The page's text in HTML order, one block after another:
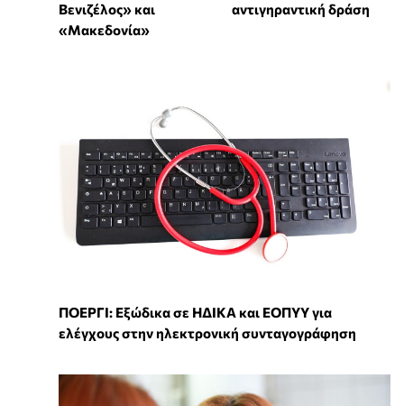
Βενιζέλος» και
«Μακεδονία»
αντιγηραντική δράση
ΠΟΕΡΓΙ: Εξώδικα σε ΗΔΙΚΑ και ΕΟΠΥΥ για
ελέγχους στην ηλεκτρονική συνταγογράφηση